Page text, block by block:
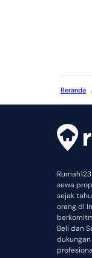
Beranda
sewa
sejak
orang di
Beli dan